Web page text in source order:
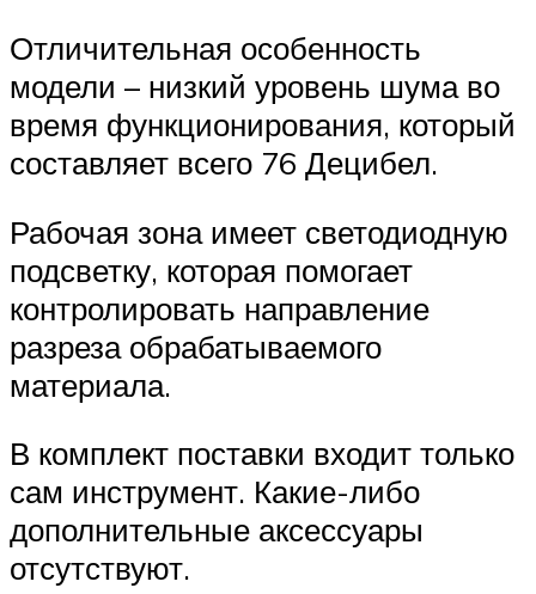
Отличительная особенность
модели – низкий уровень шума во
время функционирования, который
составляет всего 76 Децибел.
Рабочая зона имеет светодиодную
подсветку, которая помогает
контролировать направление
разреза обрабатываемого
материала.
В комплект поставки входит только
сам инструмент. Какие-либо
дополнительные аксессуары
отсутствуют.